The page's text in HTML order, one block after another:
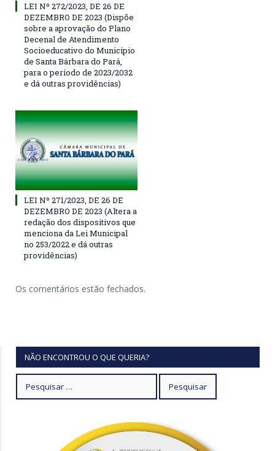
LEI Nº 272/2023, DE 26 DE
DEZEMBRO DE 2023 (Dispõe
sobre a aprovação do Plano
Decenal de Atendimento
Socioeducativo do Município
de Santa Bárbara do Pará,
para o período de 2023/2032
e dá outras providências)
LEI Nº 271/2023, DE 26 DE
DEZEMBRO DE 2023 (Altera a
redação dos dispositivos que
menciona da Lei Municipal
no 253/2022 e dá outras
providências)
Os comentários estão fechados.
NÃO ENCONTROU O QUE QUERIA?